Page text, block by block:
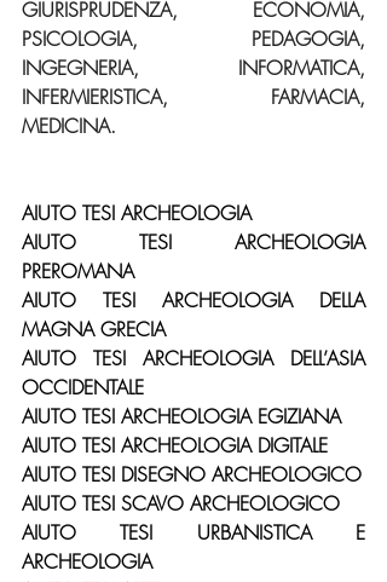
GIURISPRUDENZA, ECONOMIA,
PSICOLOGIA, PEDAGOGIA,
INGEGNERIA, INFORMATICA,
INFERMIERISTICA, FARMACIA,
MEDICINA.
AIUTO TESI ARCHEOLOGIA
AIUTO TESI ARCHEOLOGIA
PREROMANA
AIUTO TESI ARCHEOLOGIA DELLA
MAGNA GRECIA
AIUTO TESI ARCHEOLOGIA DELL’ASIA
OCCIDENTALE
AIUTO TESI ARCHEOLOGIA EGIZIANA
AIUTO TESI ARCHEOLOGIA DIGITALE
AIUTO TESI DISEGNO ARCHEOLOGICO
AIUTO TESI SCAVO ARCHEOLOGICO
AIUTO TESI URBANISTICA E
ARCHEOLOGIA